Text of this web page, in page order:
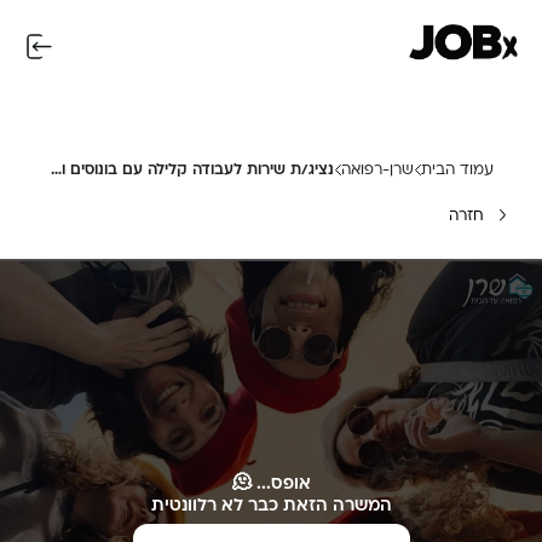
עמוד הבית שרן-רפואה נציג/ת שירות לעבודה קלילה עם בונוסים ואווירה!!
חזרה
אופס... 🫠
המשרה הזאת כבר לא רלוונטית